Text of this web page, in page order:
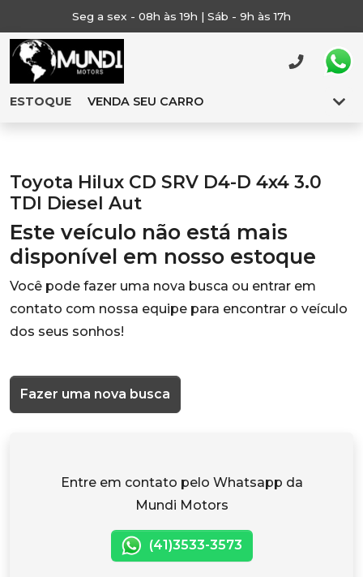
Seg a sex - 08h às 19h | Sáb - 9h às 17h
ESTOQUE VENDA SEU CARRO
Toyota Hilux CD SRV D4-D 4x4 3.0
TDI Diesel Aut
Este veículo não está mais
disponível em nosso estoque
Você pode fazer uma nova busca ou entrar em
contato com nossa equipe para encontrar o veículo
dos seus sonhos!
Fazer uma nova busca
Entre em contato pelo Whatsapp da
Mundi Motors
(41)3533-3573